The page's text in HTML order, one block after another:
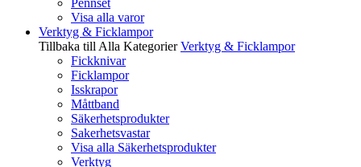
Pennset
Visa alla varor
Verktyg & Ficklampor
Tillbaka till Alla Kategorier Verktyg & Ficklampor
Fickknivar
Ficklampor
Isskrapor
Måttband
Säkerhetsprodukter
Sakerhetsvastar
Visa alla Säkerhetsprodukter
Verktyg